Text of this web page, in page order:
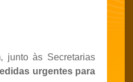
junto às Secretarias
urgentes para